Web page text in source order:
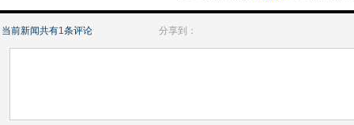
当前新闻共有1条评论 分享到：